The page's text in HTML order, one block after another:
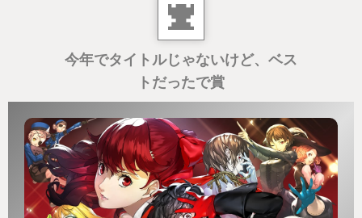
今年でタイトルじゃないけど、ベス
トだったで賞